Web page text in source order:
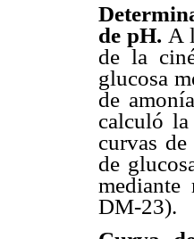
de pH. A
de la
glucosa
de
calculó la
curvas
de
mediante
DM-23).